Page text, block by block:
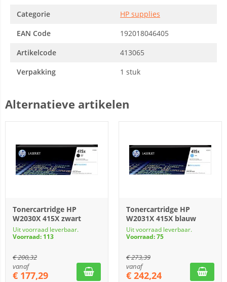
Categorie
HP supplies
EAN Code
192018046405
Artikelcode
413065
Verpakking
1 stuk
Alternatieve artikelen
Tonercartridge HP
W2030X 415X zwart
Uit voorraad leverbaar.
Voorraad: 113
€200,32
vanaf
€ 177,29
Tonercartridge HP
W2031X 415X blauw
Uit voorraad leverbaar.
Voorraad: 75
€273,39
vanaf
€ 242,24